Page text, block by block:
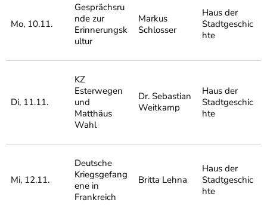
Mo, 10.11.
Gesprächsru
nde zur
Erinnerungsk
ultur
Markus
Schlosser
Haus der
Stadtgeschic
hte
Di, 11.11.
KZ
Esterwegen
und
Matthäus
Wahl
Dr. Sebastian
Weitkamp
Haus der
Stadtgeschic
hte
Mi, 12.11.
Deutsche
Kriegsgefang
ene in
Frankreich
Britta Lehna
Haus der
Stadtgeschic
hte